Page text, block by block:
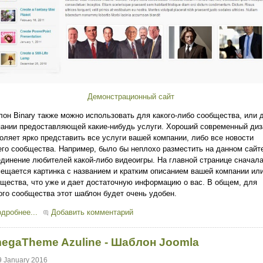
Демонстрационный сайт
Binary также можно использовать для какого-либо сообщества, или
предоставляющей какие-нибудь услуги. Хороший современный
ярко представить все услуги вашей компании, либо все новости
сообщества. Например, было бы неплохо разместить на данном
любителей какой-либо видеоигры. На главной странице сначала
картинка с названием и кратким описанием вашей компании
что уже и дает достаточную информацию о вас. В общем, для
сообщества этот шаблон будет очень удобен.
Добавить комментарий
Azuline - Шаблон Joomla
January 2016